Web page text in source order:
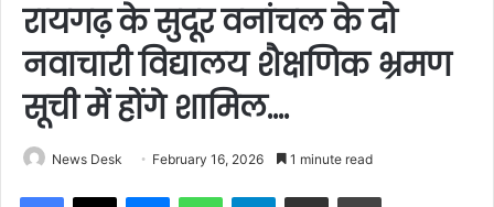
रायगढ़ के सुदूर वनांचल के दो
नवाचारी विद्यालय शैक्षणिक भ्रमण
सूची में होंगे शामिल….
News Desk February 16, 2026 1 minute read
Facebook
X MessengerWhatsAppTelegramShare via Email Print